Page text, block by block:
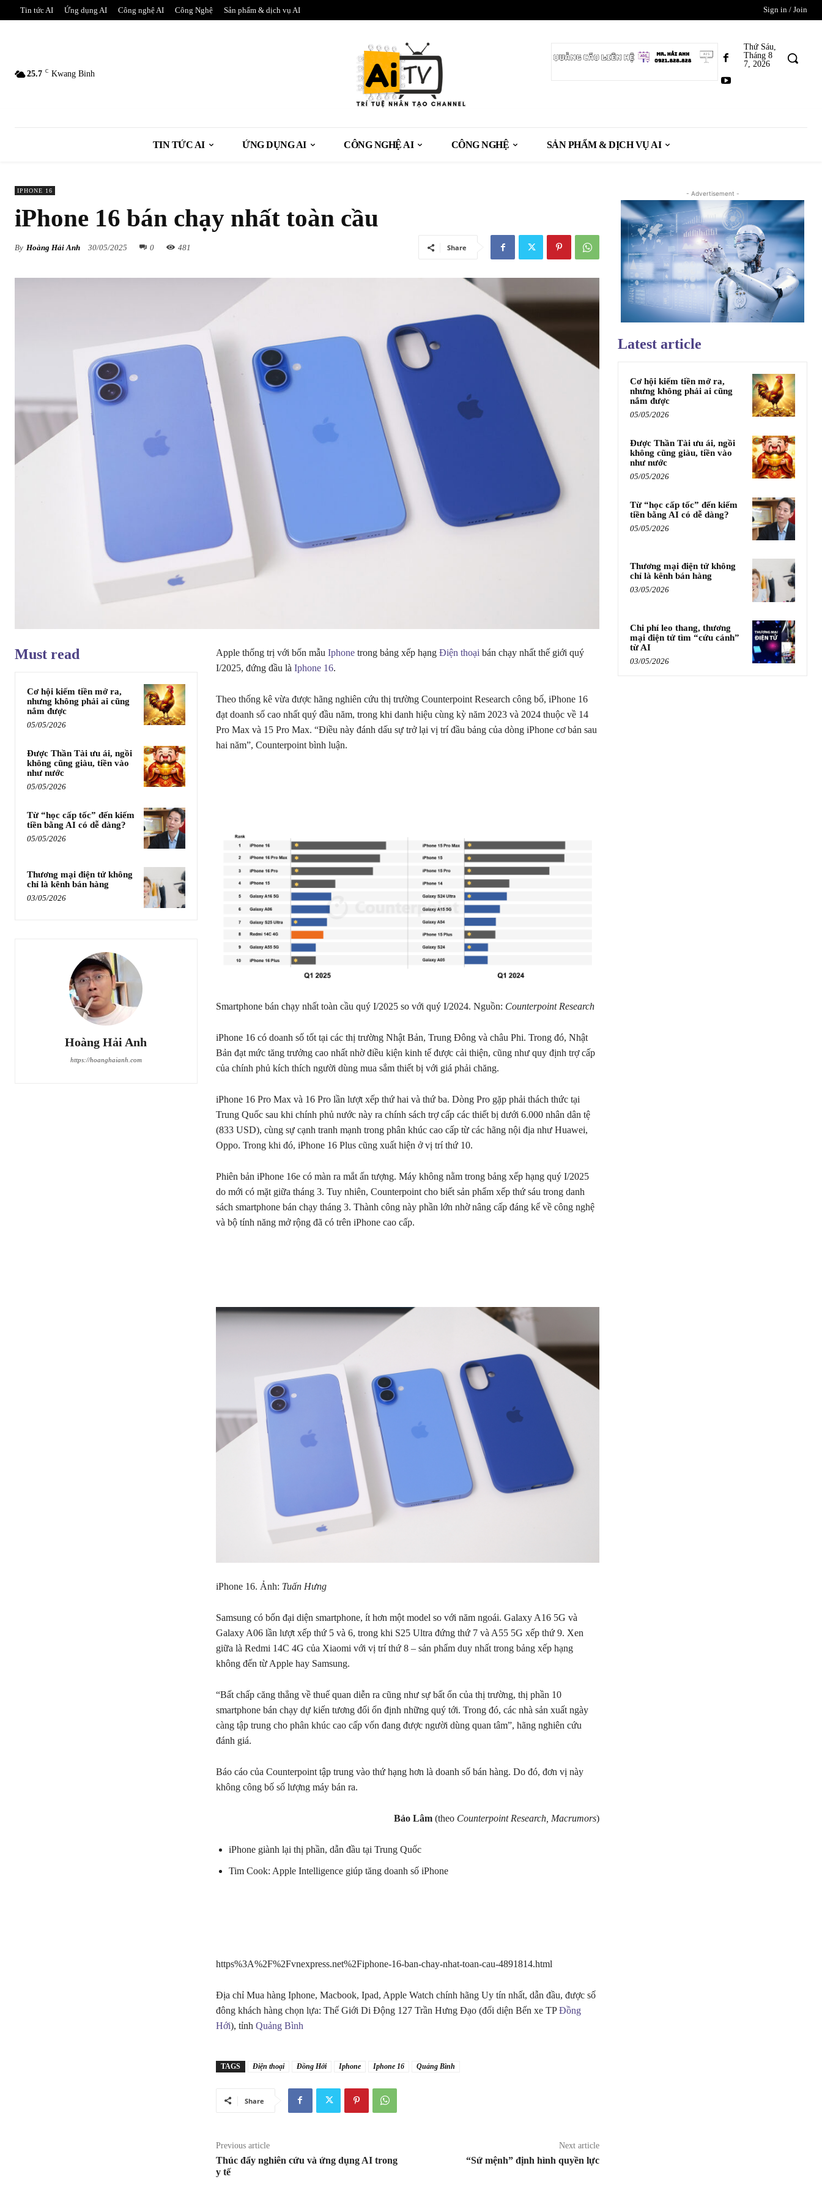
Tin tức AI Ứng dụng AI Công nghệ AI Công Nghệ Sản phẩm & dịch vụ AI Sign in / Join
25.7 C Kwang Binh
Thứ Sáu,
Tháng 8
7, 2026
TIN TỨC AI ỨNG DỤNG AI CÔNG NGHỆ AI CÔNG NGHỆ SẢN PHẨM & DỊCH VỤ AI
IPHONE 16
iPhone 16 bán chạy nhất toàn cầu
By Hoàng Hải Anh 30/05/2025 0 481 Share
Must read
Cơ hội kiếm tiền mở ra,
nhưng không phải ai cũng
nắm được
05/05/2026
Được Thần Tài ưu ái, ngồi
không cũng giàu, tiền vào
như nước
05/05/2026
Từ “học cấp tốc” đến kiếm
tiền bằng AI có dễ dàng?
05/05/2026
Thương mại điện tử không
chỉ là kênh bán hàng
03/05/2026
Hoàng Hải Anh
https://hoanghaianh.com
Apple thống trị với bốn mẫu Iphonetrong bảng xếp hạng Điện thoại bán chạy nhất thế giới quý
I/2025, đứng đầu là Iphone 16.
Theo thống kê vừa được hãng nghiên cứu thị trường Counterpoint Research công bố, iPhone 16
đạt doanh số cao nhất quý đầu năm, trong khi danh hiệu cùng kỳ năm 2023 và 2024 thuộc về 14
Pro Max và 15 Pro Max. “Điều này đánh dấu sự trở lại vị trí đầu bảng của dòng iPhone cơ bản sau
hai năm”, Counterpoint bình luận.
Smartphone bán chạy nhất toàn cầu quý I/2025 so với quý I/2024. Nguồn: Counterpoint Research
iPhone 16 có doanh số tốt tại các thị trường Nhật Bản, Trung Đông và châu Phi. Trong đó, Nhật
Bản đạt mức tăng trưởng cao nhất nhờ điều kiện kinh tế được cải thiện, cũng như quy định trợ cấp
của chính phủ kích thích người dùng mua sắm thiết bị với giá phải chăng.
iPhone 16 Pro Max và 16 Pro lần lượt xếp thứ hai và thứ ba. Dòng Pro gặp phải thách thức tại
Trung Quốc sau khi chính phủ nước này ra chính sách trợ cấp các thiết bị dưới 6.000 nhân dân tệ
(833 USD), cùng sự cạnh tranh mạnh trong phân khúc cao cấp từ các hãng nội địa như Huawei,
Oppo. Trong khi đó, iPhone 16 Plus cũng xuất hiện ở vị trí thứ 10.
Phiên bản iPhone 16e có màn ra mắt ấn tượng. Máy không nằm trong bảng xếp hạng quý I/2025
do mới có mặt giữa tháng 3. Tuy nhiên, Counterpoint cho biết sản phẩm xếp thứ sáu trong danh
sách smartphone bán chạy tháng 3. Thành công này phần lớn nhờ nâng cấp đáng kể về công nghệ
và bộ tính năng mở rộng đã có trên iPhone cao cấp.
iPhone 16. Ảnh: Tuấn Hưng
Samsung có bốn đại diện smartphone, ít hơn một model so với năm ngoái. Galaxy A16 5G và
Galaxy A06 lần lượt xếp thứ 5 và 6, trong khi S25 Ultra đứng thứ 7 và A55 5G xếp thứ 9. Xen
giữa là Redmi 14C 4G của Xiaomi với vị trí thứ 8 – sản phẩm duy nhất trong bảng xếp hạng
không đến từ Apple hay Samsung.
“Bất chấp căng thẳng về thuế quan diễn ra cũng như sự bất ổn của thị trường, thị phần 10
smartphone bán chạy dự kiến tương đối ổn định những quý tới. Trong đó, các nhà sản xuất ngày
càng tập trung cho phân khúc cao cấp vốn đang được người dùng quan tâm”, hãng nghiên cứu
đánh giá.
Báo cáo của Counterpoint tập trung vào thứ hạng hơn là doanh số bán hàng. Do đó, đơn vị này
không công bố số lượng máy bán ra.
Bảo Lâm(theo Counterpoint Research, Macrumors)
iPhone giành lại thị phần, dẫn đầu tại Trung Quốc
Tim Cook: Apple Intelligence‌ giúp tăng doanh số iPhone
https%3A%2F%2Fvnexpress.net%2Fiphone-16-ban-chay-nhat-toan-cau-4891814.html
Địa chỉ Mua hàng Iphone, Macbook, Ipad, Apple Watch chính hãng Uy tín nhất, dẫn đầu, được số
đông khách hàng chọn lựa: Thế Giới Di Động 127 Trần Hưng Đạo (đối diện Bến xe TPĐồng
Hới), tỉnh Quảng Bình
TAGS Điện thoại Đồng Hới Iphone Iphone 16 Quảng Bình
Share
Previous article
Thúc đẩy nghiên cứu và ứng dụng AI trong
y tế
Next article
“Sứ mệnh” định hình quyền lực
- Advertisement -
Latest article
Cơ hội kiếm tiền mở ra,
nhưng không phải ai cũng
nắm được
05/05/2026
Được Thần Tài ưu ái, ngồi
không cũng giàu, tiền vào
như nước
05/05/2026
Từ “học cấp tốc” đến kiếm
tiền bằng AI có dễ dàng?
05/05/2026
Thương mại điện tử không
chỉ là kênh bán hàng
03/05/2026
Chi phí leo thang, thương
mại điện tử tìm “cứu cánh”
từ AI
03/05/2026